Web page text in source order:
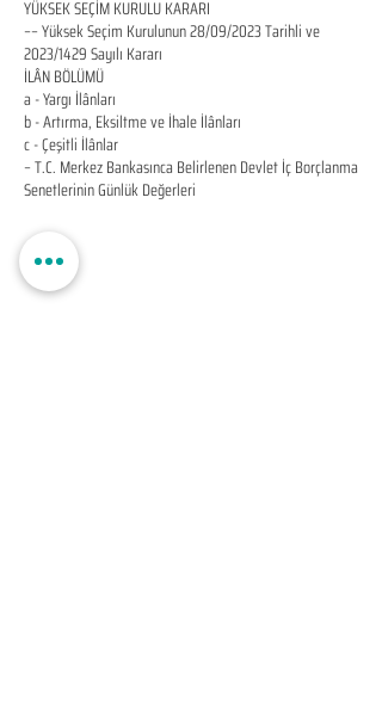
YÜKSEK SEÇİM KURULU KARARI
–– Yüksek Seçim Kurulunun 28/09/2023 Tarihli ve
2023/1429 Sayılı Kararı
İLÂN BÖLÜMÜ
a - Yargı İlânları
b - Artırma, Eksiltme ve İhale İlânları
c - Çeşitli İlânlar
– T.C. Merkez Bankasınca Belirlenen Devlet İç Borçlanma
Senetlerinin Günlük Değerleri